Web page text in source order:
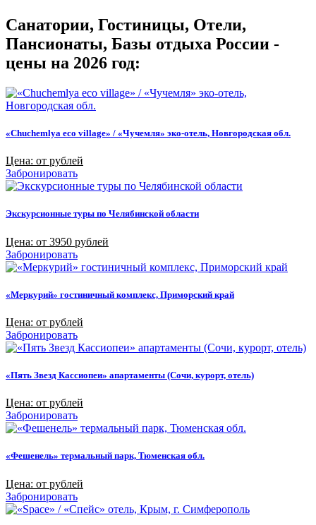
Санатории, Гостиницы, Отели,
Пансионаты, Базы отдыха России -
цены на 2026 год:
«Chuchemlya eco village» / «Чучемля» эко-отель, Новгородская обл.
Цена: от рублей
Забронировать
Экскурсионные туры по Челябинской области
Цена: от 3950 рублей
Забронировать
«Меркурий» гостиничный комплекс, Приморский край
Цена: от рублей
Забронировать
«Пять Звезд Кассиопеи» апартаменты (Сочи, курорт, отель)
Цена: от рублей
Забронировать
«Фешенель» термальный парк, Тюменская обл.
Цена: от рублей
Забронировать